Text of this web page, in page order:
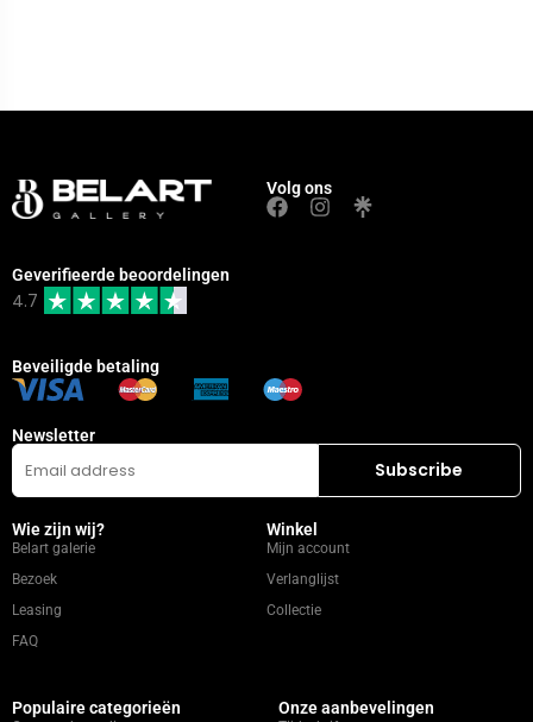
Volg ons
Geverifieerde beoordelingen
4.7
Beveiligde betaling
Newsletter
Wie zijn wij?
Belart galerie
Bezoek
Leasing
FAQ
Winkel
Mijn account
Verlanglijst
Collectie
Populaire categorieën Onze aanbevelingen